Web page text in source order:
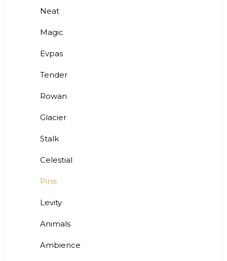
Neat
Magic
Evpas
Tender
Rowan
Glacier
Stalk
Celestial
Pine
Levity
Animals
Ambience